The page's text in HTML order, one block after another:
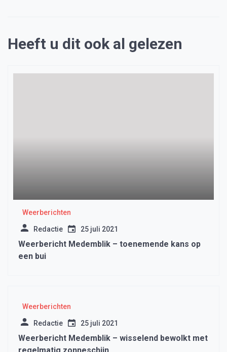
Heeft u dit ook al gelezen
Weerberichten
Redactie 25 juli 2021
Weerbericht Medemblik – toenemende kans op
een bui
Weerberichten
Redactie 25 juli 2021
Weerbericht Medemblik – wisselend bewolkt met